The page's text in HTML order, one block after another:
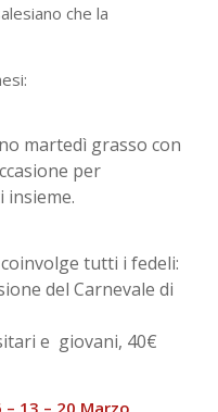
che la
martedì grasso con
per
tutti i fedeli:
del Carnevale di
e giovani, 40€
13 – 20 Marzo